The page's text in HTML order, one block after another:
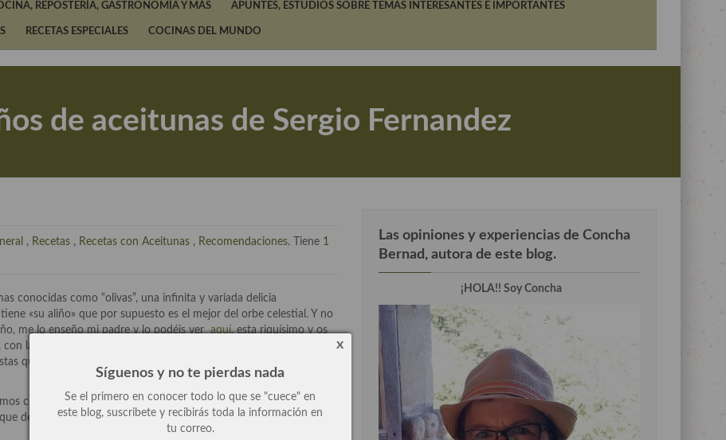
REPOSTERÍA, GASTRONOMÍA Y MÁS APUNTES, ESTUDIOS SOBRE TEMAS INTERESANTES E IMPORTANTES
RECETAS ESPECIALES COCINAS DEL MUNDO
de aceitunas de Sergio Fernandez
, Recetas , Recetas con Aceitunas , Recomendaciones. Tiene 1
conocidas como “olivas”, una infinita y variada delicia
«su aliño» que por supuesto es el mejor del orbe celestial. Y no
me lo enseño mi padre y lo podéis veraquí, esta riquísimo y os
las aceitunas recién recogidas del árbol y a nuestro estilo. Mas
que él llama «momentos», nuevos y originales, los tenemos en
con una materia prima ya tratada, estoy segura que hay mucha
desarrollar para que lleguen a nuestra mesa estas fantásticos
Las opiniones y experiencias de Concha
Bernad, autora de este blog.
¡HOLA!! Soy Concha
x
Síguenos y no te pierdas nada
Se el primero en conocer todo lo que se "cuece" en
este blog, suscribete y recibirás toda la información en
tu correo.